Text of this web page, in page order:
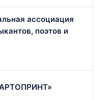
ассоциация
поэтов и